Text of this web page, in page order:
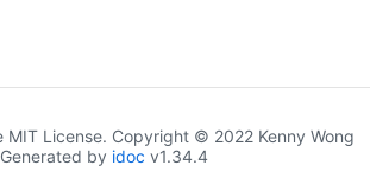
MIT License. Copyright © 2022 Kenny Wong
Generated by idoc v1.34.4